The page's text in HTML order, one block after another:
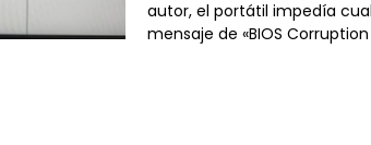
autor, el portátil impedía
mensaje de «BIOS Corruption